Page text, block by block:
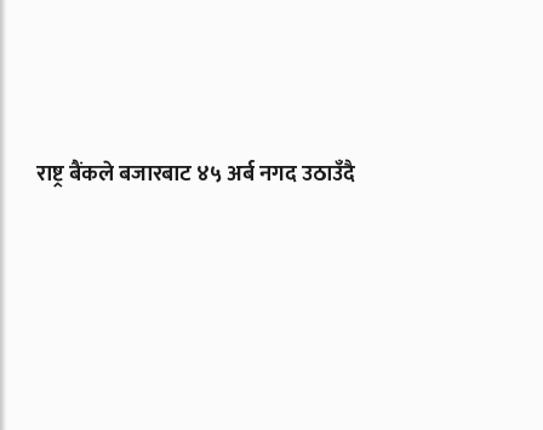
राष्ट्र बैंकले बजारबाट ४५ अर्ब नगद उठाउँदै